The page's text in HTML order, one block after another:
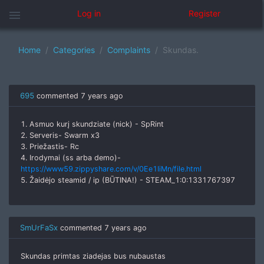
menu Log in Register
Home Categories Complaints Skundas.
695 commented 7 years ago
1. Asmuo kurį skundziate (nick) - SpRint
2. Serveris- Swarm x3
3. Priežastis- Rc
4. Irodymai (ss arba demo)-
https://www59.zippyshare.com/v/0Ee1IiMn/file.html
5. Žaidėjo steamid / ip (BŪTINA!) - STEAM_1:0:1331767397
SmUrFaSx commented 7 years ago
Skundas primtas ziadejas bus nubaustas